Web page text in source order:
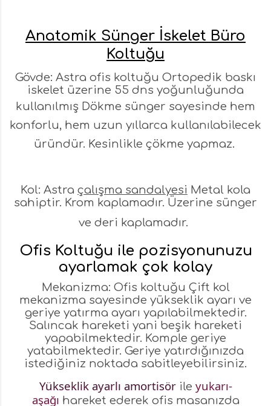
Anatomik Sünger İskelet Büro
Koltuğu
Gövde: Astra ofis koltuğu Ortopedik baskı
iskelet üzerine 55 dns yoğunluğunda
kullanılmış Dökme sünger sayesinde hem
konforlu, hem uzun yıllarca kullanılabilecek
üründür. Kesinlikle çökme yapmaz.
Kol: Astra çalışma sandalyesi Metal kola
sahiptir. Krom kaplamadır. Üzerine sünger
ve deri kaplamadır.
Ofis Koltuğu ile pozisyonunuzu
ayarlamak çok kolay
Mekanizma: Ofis koltuğu Çift kol
mekanizma sayesinde yükseklik ayarı ve
geriye yatırma ayarı yapılabilmektedir.
Salıncak hareketi yani beşik hareketi
yapabilmektedir. Komple geriye
yatabilmektedir. Geriye yatırdığınızda
istediğiniz noktada sabitleyebilirsiniz.
Yükseklik ayarlı amortisörile yukarı-
aşağı hareket ederek ofis masanızda